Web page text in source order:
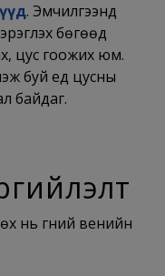
. Эмчилгээнд
бөгөөд
цус гоожих юм.
буй үед цусны
байдаг.
нь гүний венийн